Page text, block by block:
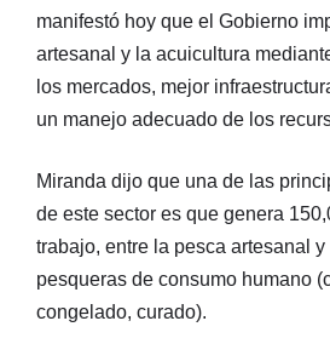
manifestó hoy que el Gobierno
artesanal y la acuicultura
los mercados, mejor
un manejo adecuado de los
Miranda dijo que una de las
de este sector es que genera
trabajo, entre la pesca artesanal
pesqueras de consumo humano
congelado, curado).